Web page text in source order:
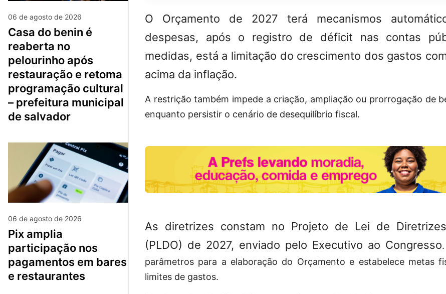
06 de agosto de 2026
casa do benin é
reaberta no
pelourinho após
restauração e retoma
programação cultural
– prefeitura municipal
de salvador
06 de agosto de 2026
pix amplia
participação nos
pagamentos em bares
e restaurantes
O Orçamento de 2027 terá mecanismos
despesas, após o registro de déficit nas contas
medidas, está a limitação do crescimento dos gastos
acima da inflação.
A restrição também impede a criação, ampliação ou prorrogação de
enquanto persistir o cenário de desequilíbrio fiscal.
As diretrizes constam no Projeto de Lei de Diretrizes
(PLDO) de 2027, enviado pelo Executivo ao Congresso
parâmetros para a elaboração do Orçamento e estabelece metas
limites de gastos.